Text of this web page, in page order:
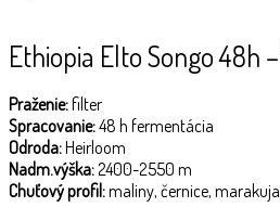
Ethiopia Elto Songo 48h
Praženie:filter
Spracovanie:48 h fermentácia
Odroda:Heirloom
Nadm.výška:2400-2550 m
Chuťový profil:maliny, černice, marakuja